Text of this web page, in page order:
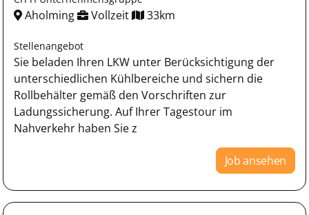
Aholming Vollzeit 33km
Stellenangebot
Sie beladen Ihren LKW unter Berücksichtigung der
unterschiedlichen Kühlbereiche und sichern die
Rollbehälter gemäß den Vorschriften zur
Ladungssicherung. Auf Ihrer Tagestour im
Nahverkehr haben Sie z
Job ansehen